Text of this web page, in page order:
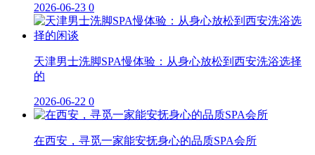
2026-06-23 0
天津男士洗脚SPA慢体验：从身心放松到西安洗浴选择
的
2026-06-22 0
在西安，寻觅一家能安抚身心的品质SPA会所